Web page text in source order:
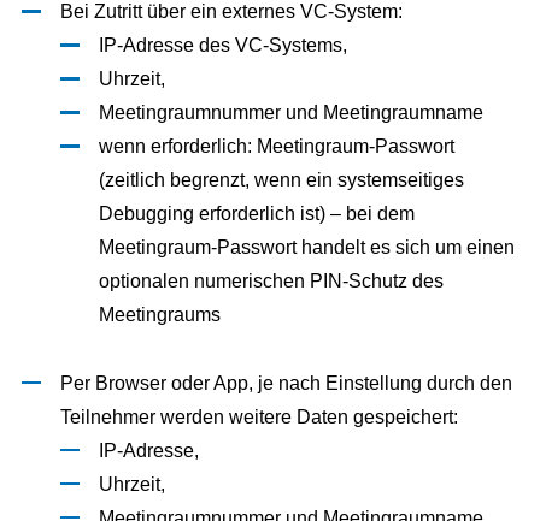
Bei Zutritt über ein externes VC-System:
IP-Adresse des VC-Systems,
Uhrzeit,
Meetingraumnummer und Meetingraumname
wenn erforderlich: Meetingraum-Passwort
(zeitlich begrenzt, wenn ein systemseitiges
Debugging erforderlich ist) – bei dem
Meetingraum-Passwort handelt es sich um einen
optionalen numerischen PIN-Schutz des
Meetingraums
Per Browser oder App, je nach Einstellung durch den
Teilnehmer werden weitere Daten gespeichert:
IP-Adresse,
Uhrzeit,